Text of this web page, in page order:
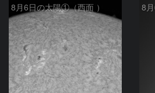
8月6日の太陽①（西面 ）